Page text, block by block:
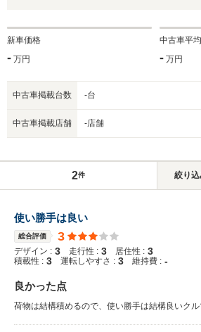
新車価格
- 万円
中古車平
-万円
中古車掲載台数 -台
中古車掲載店舗 -店舗
2件 絞り込
使い勝手は良い
総合評価 3
デザイン : 3 走行性 : 3 居住性 : 3
積載性 : 3 運転しやすさ : 3 維持費 : -
良かった点
荷物は結構積めるので、使い勝手は結構良いクル